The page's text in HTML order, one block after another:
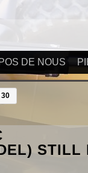
DE NOUS
30
STILL